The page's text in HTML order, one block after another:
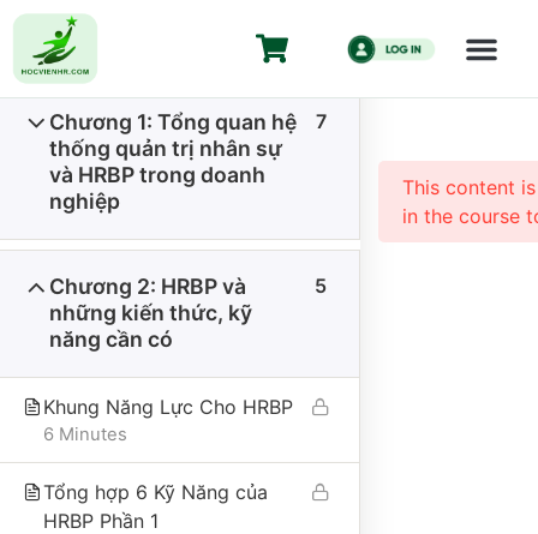
Trang chủ All Courses
Kiến Thức HR
HR Business Partner Từ ZERO đến HERO – Tư duy
chiến lược cho HR
HR Business
duy chiến
Chương 1: Tổng quan hệ
thống quản trị nhân sự
và HRBP trong doanh
nghiệp
7
Chương 2: HRBP và
những kiến thức, kỹ
năng cần có
5
Khung Năng Lực Cho HRBP
6 Minutes
Tổng hợp 6 Kỹ Năng của
HRBP Phần 1
This content
in the course
CÔNG TY CỔ PHẦN HỌC VIỆN HR
Giấy CNĐKKD số 0110335457 do Sở Kế hoạch và Đầu tư thành
phố Hà Nội đăng ký thay đổi lần 1 ngày 18/01/2024.